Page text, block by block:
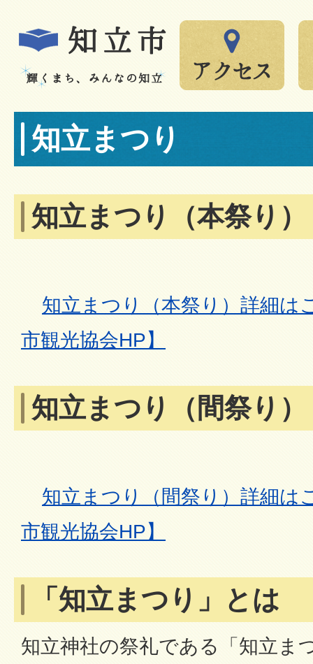
知立まつり
知立まつり（本祭り）
知立まつり（本祭り）詳細
市観光協会HP】
知立まつり（間祭り）
知立まつり（間祭り）詳細
市観光協会HP】
「知立まつり」とは
知立神社の祭礼である「知立ま